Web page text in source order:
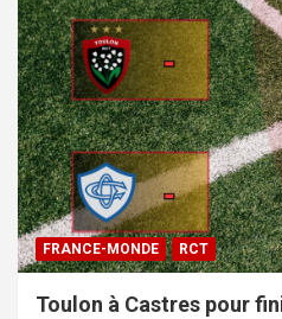
FRANCE-MONDE RCT
Toulon à Castres pour